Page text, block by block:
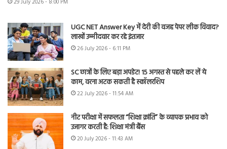
29 July 2026 - 8:00 PM
UGC NET Answer Key में देरी की वजह पेपर लीक विवाद?
लाखों उम्मीदवार कर रहे इंतजार
26 July 2026 - 6:11 PM
SC छात्रों के लिए बड़ा अपडेट! 15 अगस्त से पहले कर लें ये
काम, वरना अटक सकती है स्कॉलरशिप
22 July 2026 - 11:54 AM
नीट परीक्षा में सफलता “शिक्षा क्रांति” के व्यापक प्रभाव को
उजागर करती है: शिक्षा मंत्री बैंस
20 July 2026 - 11:43 AM